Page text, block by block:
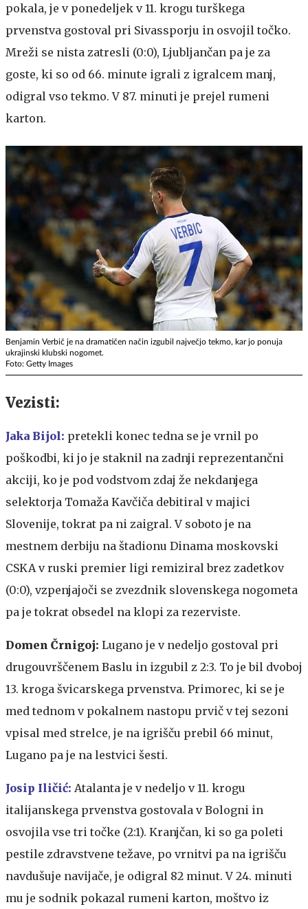
pokala, je v ponedeljek v 11. krogu turškega
prvenstva gostoval pri Sivassporju in osvojil točko.
Mreži se nista zatresli (0:0), Ljubljančan pa je za
goste, ki so od 66. minute igrali z igralcem manj,
odigral vso tekmo. V 87. minuti je prejel rumeni
karton.
Benjamin Verbič je na dramatičen način izgubil največjo tekmo, kar jo ponuja
ukrajinski klubski nogomet.
Foto: Getty Images
Vezisti:
Jaka Bijol: pretekli konec tedna se je vrnil po
poškodbi, ki jo je staknil na zadnji reprezentančni
akciji, ko je pod vodstvom zdaj že nekdanjega
selektorja Tomaža Kavčiča debitiral v majici
Slovenije, tokrat pa ni zaigral. V soboto je na
mestnem derbiju na štadionu Dinama moskovski
CSKA v ruski premier ligi remiziral brez zadetkov
(0:0), vzpenjajoči se zvezdnik slovenskega nogometa
pa je tokrat obsedel na klopi za rezerviste.
Domen Črnigoj: Lugano je v nedeljo gostoval pri
drugouvrščenem Baslu in izgubil z 2:3. To je bil dvoboj
13. kroga švicarskega prvenstva. Primorec, ki se je
med tednom v pokalnem nastopu prvič v tej sezoni
vpisal med strelce, je na igrišču prebil 66 minut,
Lugano pa je na lestvici šesti.
Josip Iličić: Atalanta je v nedeljo v 11. krogu
italijanskega prvenstva gostovala v Bologni in
osvojila vse tri točke (2:1). Kranjčan, ki so ga poleti
pestile zdravstvene težave, po vrnitvi pa na igrišču
navdušuje navijače, je odigral 82 minut. V 24. minuti
mu je sodnik pokazal rumeni karton, moštvo iz